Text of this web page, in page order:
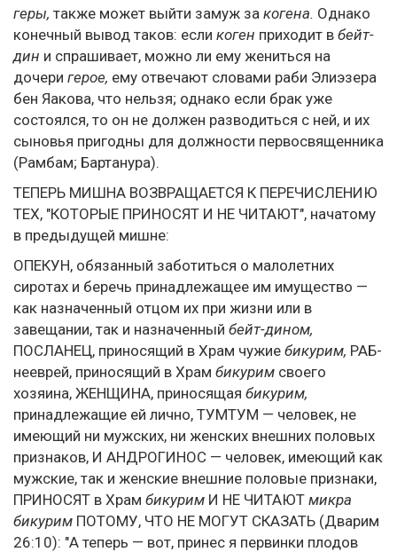
геры, также может выйти замуж за когена. Однако
конечный вывод таков: если коген приходит в бейт-
дин и спрашивает, можно ли ему жениться на
дочери герое, ему отвечают словами раби Элиэзера
бен Яакова, что нельзя; однако если брак уже
состоялся, то он не должен разводиться с ней, и их
сыновья пригодны для должности первосвященника
(Рамбам; Бартанура).
ТЕПЕРЬ МИШНА ВОЗВРАЩАЕТСЯ К ПЕРЕЧИСЛЕНИЮ
ТЕХ, "КОТОРЫЕ ПРИНОСЯТ И НЕ ЧИТАЮТ", начатому
в предыдущей мишне:
ОПЕКУН, обязанный заботиться о малолетних
сиротах и беречь принадлежащее им имущество —
как назначенный отцом их при жизни или в
завещании, так и назначенный бейт-дином,
ПОСЛАНЕЦ, приносящий в Храм чужие бикурим, РАБ-
нееврей, приносящий в Храм бикурим своего
хозяина, ЖЕНЩИНА, приносящая бикурим,
принадлежащие ей лично, ТУМТУМ — человек, не
имеющий ни мужских, ни женских внешних половых
признаков, И АНДРОГИНОС — человек, имеющий как
мужские, так и женские внешние половые признаки,
ПРИНОСЯТ в Храм бикурим И НЕ ЧИТАЮТ микра
бикурим ПОТОМУ, ЧТО НЕ МОГУТ СКАЗАТЬ (Дварим
26:10): "А теперь — вот, принес я первинки плодов